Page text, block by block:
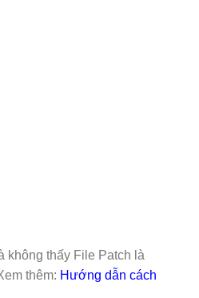
không thấy File Patch là
thêm: Hướng dẫn cách